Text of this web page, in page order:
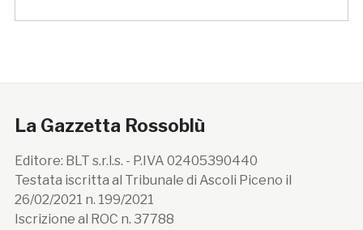
La Gazzetta Rossoblù
Editore: BLT s.r.l.s. - P.IVA 02405390440
Testata iscritta al Tribunale di Ascoli Piceno il
26/02/2021 n. 199/2021
Iscrizione al ROC n. 37788